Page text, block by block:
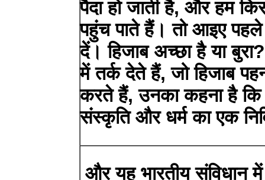
पैदा हो जाती है, और हम
पहुंच पाते हैं। तो आइए पहले
दें। हिजाब अच्छा है या
में तर्क देते हैं, जो हिजाब
करते हैं, उनका कहना है कि
संस्कृति और धर्म का एक
और यह भारतीय संविधान